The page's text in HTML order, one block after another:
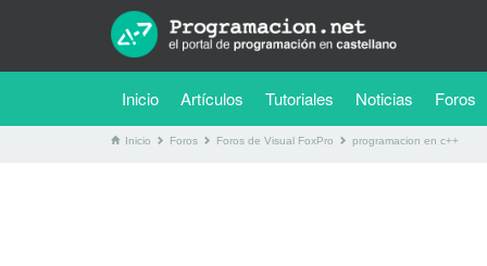
Inicio Artículos Tutoriales (current)
Noticias Foros
Inicio Foros Foros de Visual FoxPro programacion en c++